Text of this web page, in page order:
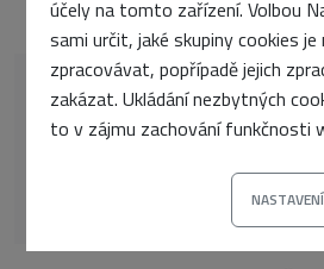
účely na tomto zařízení. Volbou
sami určit, jaké skupiny cookies je
zpracovávat, popřípadě jejich
zakázat. Ukládání nezbytných
to v zájmu zachování funkčnosti
NASTAVENÍ